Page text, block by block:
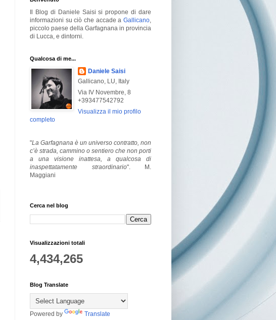
Il Blog di Daniele Saisi si propone di dare
informazioni su ciò che accade a Gallicano
piccolo paese della Garfagnana in provincia
di Lucca, e dintorni.
Qualcosa di me...
Daniele Saisi
Gallicano, LU, Italy
Via IV Novembre, 8
+393477542792
Visualizza il mio profilo
completo
"La Garfagnana è un universo contratto, non
c’è strada, cammino o sentiero che non porti
a una visione inattesa, a qualcosa di
inaspettatamente straordinario". M.
Maggiani
Cerca nel blog
Visualizzazioni totali
4,434,265
Blog Translate
Powered by Translate